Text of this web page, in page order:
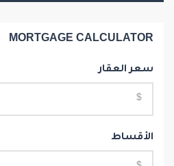
MORTGAGE CALCULATOR
سعر العقار
الأقساط